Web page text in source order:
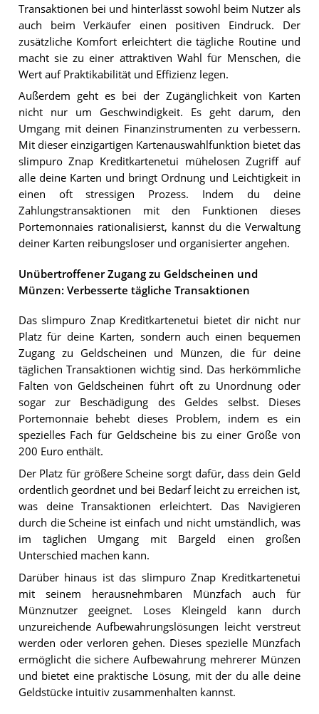
Transaktionen bei und hinterlässt sowohl beim Nutzer als
auch beim Verkäufer einen positiven Eindruck. Der
zusätzliche Komfort erleichtert die tägliche Routine und
macht sie zu einer attraktiven Wahl für Menschen, die
Wert auf Praktikabilität und Effizienz legen.
Außerdem geht es bei der Zugänglichkeit von Karten
nicht nur um Geschwindigkeit. Es geht darum, den
Umgang mit deinen Finanzinstrumenten zu verbessern.
Mit dieser einzigartigen Kartenauswahlfunktion bietet das
slimpuro Znap Kreditkartenetui mühelosen Zugriff auf
alle deine Karten und bringt Ordnung und Leichtigkeit in
einen oft stressigen Prozess. Indem du deine
Zahlungstransaktionen mit den Funktionen dieses
Portemonnaies rationalisierst, kannst du die Verwaltung
deiner Karten reibungsloser und organisierter angehen.
Unübertroffener Zugang zu Geldscheinen und
Münzen: Verbesserte tägliche Transaktionen
Das slimpuro Znap Kreditkartenetui bietet dir nicht nur
Platz für deine Karten, sondern auch einen bequemen
Zugang zu Geldscheinen und Münzen, die für deine
täglichen Transaktionen wichtig sind. Das herkömmliche
Falten von Geldscheinen führt oft zu Unordnung oder
sogar zur Beschädigung des Geldes selbst. Dieses
Portemonnaie behebt dieses Problem, indem es ein
spezielles Fach für Geldscheine bis zu einer Größe von
200 Euro enthält.
Der Platz für größere Scheine sorgt dafür, dass dein Geld
ordentlich geordnet und bei Bedarf leicht zu erreichen ist,
was deine Transaktionen erleichtert. Das Navigieren
durch die Scheine ist einfach und nicht umständlich, was
im täglichen Umgang mit Bargeld einen großen
Unterschied machen kann.
Darüber hinaus ist das slimpuro Znap Kreditkartenetui
mit seinem herausnehmbaren Münzfach auch für
Münznutzer geeignet. Loses Kleingeld kann durch
unzureichende Aufbewahrungslösungen leicht verstreut
werden oder verloren gehen. Dieses spezielle Münzfach
ermöglicht die sichere Aufbewahrung mehrerer Münzen
und bietet eine praktische Lösung, mit der du alle deine
Geldstücke intuitiv zusammenhalten kannst.